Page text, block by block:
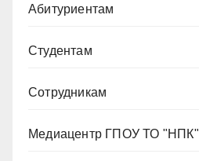
Абитуриентам
Студентам
Сотрудникам
Медиацентр ГПОУ ТО "НПК"